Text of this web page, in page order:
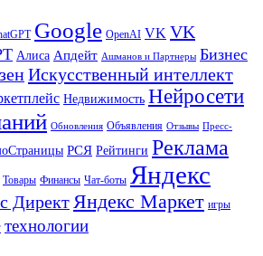
Google OpenAI VK VK
Алиса Апдейт Ашманов и Партнеры Бизнес
Искусственный интеллект
Недвижимость Нейросети
Обновления Объявления Отзывы Пресс-
РСЯ Рейтинги Реклама
Товары Финансы Чат-боты Яндекс
Директ Яндекс Маркет игры
технологии